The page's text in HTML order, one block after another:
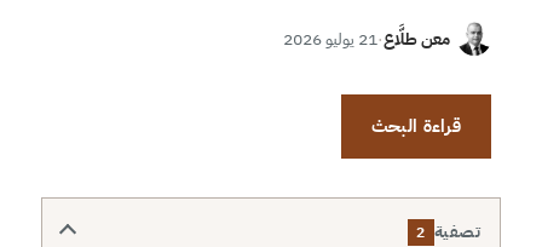
معن طلَّاع·21 يوليو 2026
قراءة البحث
تصفية 2